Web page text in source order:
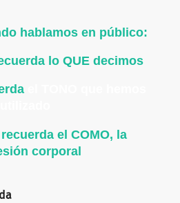
hablamos en público:
lo QUE decimos
el COMO, la
corporal